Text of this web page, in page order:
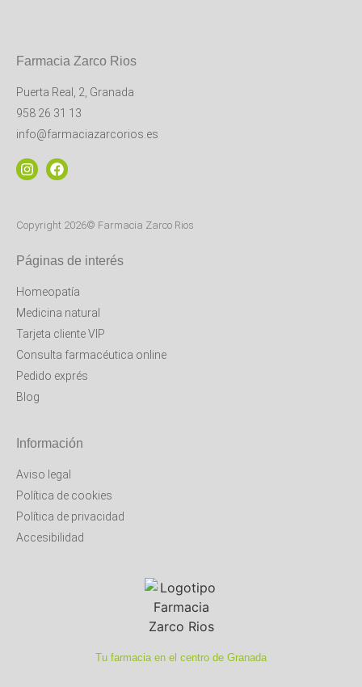
Farmacia Zarco Rios
Puerta Real, 2, Granada
958 26 31 13
info@farmaciazarcorios.es
Copyright 2026© Farmacia Zarco Rios
Páginas de interés
Homeopatía
Medicina natural
Tarjeta cliente VIP
Consulta farmacéutica online
Pedido exprés
Blog
Información
Aviso legal
Política de cookies
Política de privacidad
Accesibilidad
Tu farmacia en el centro de Granada